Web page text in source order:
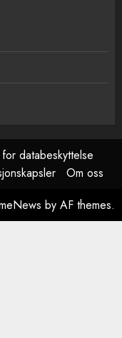
databeskyttelse
Om oss
by AF themes.